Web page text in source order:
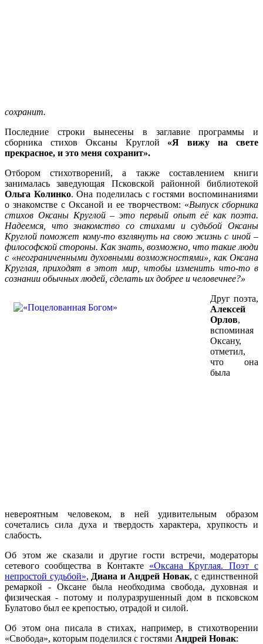
сохранит.
Последние строки вынесены в заглавие программы и
сборника стихов Оксаны Круглой «Я вижу на свете
прекрасное, и это меня сохранит».
Отбором стихотворений, а также составлением книги
занималась заведующая Псковской районной библиотекой
Ольга Колинко. Она поделилась с гостями воспоминаниями
о знакомстве с Оксаной и ее творчеством: «Выпуск сборника
стихов Оксаны Круглой – это первый опыт её как поэта.
Надеемся, что знакомство со стихами и судьбой Оксаны
Круглой поможет кому-то взглянуть на свою жизнь с иной –
философской стороны. Как знать, возможно, что такие люди
с «неограниченными духовными возможностями», как Оксана
Круглая, приходят в этот мир, чтобы изменить что-то в
сознании обычных людей, сделать их добрее и человечнее?»
Друг поэта,
Алексей
Орлов,
вспоминая
Оксану,
отметил,
что она
была
невероятным человеком, в ней удивительным образом
сочетались сила духа и твердость характера, хрупкость и
слабость.
Об этом же сказали и другие гости встречи, модераторы
сетевого сообщества в Контакте «Оксана Круглая. Поэт с
непростой судьбой», Диана и Андрей Новак, с единственной
ремаркой - Оксане была необходима свобода, духовная и
физическая - потому и полуразрушенный дом в псковском
Булатово был ее крепостью, отрадой и силой.
Об этом она писала в стихах, например, в стихотворении
«Свобода», которым поделился с гостями Андрей Новак: